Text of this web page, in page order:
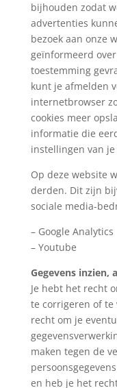
bijhouden zodat
advertenties
bezoek aan onze
geïnformeerd
toestemming
kunt je afmelden
internetbrowser
cookies meer
informatie die
instellingen van
Op deze website
derden. Dit zijn
sociale media-
– Google Analytics
– Youtube
Gegevens inzien,
Je hebt het recht
te corrigeren of
recht om je
maken tegen de
en heb je het